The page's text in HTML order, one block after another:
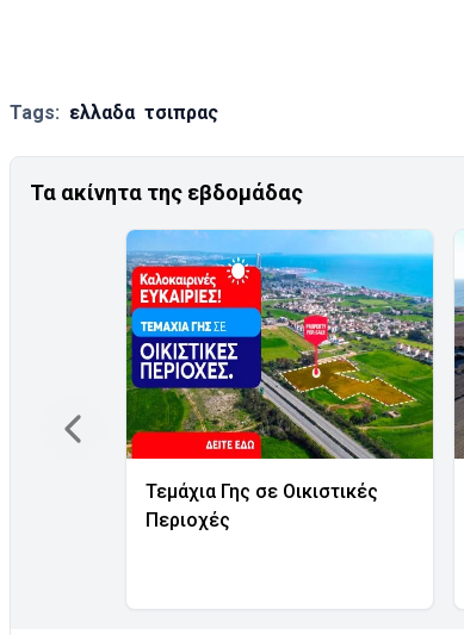
Tags: ελλαδα τσιπρας
Τα ακίνητα της εβδομάδας
Τεμάχια Γης σε Οικιστικές
Περιοχές